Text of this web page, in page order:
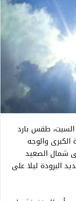
السبت، طقس بارد
الكبرى والوجه
شمال الصعيد
البرودة ليلا على